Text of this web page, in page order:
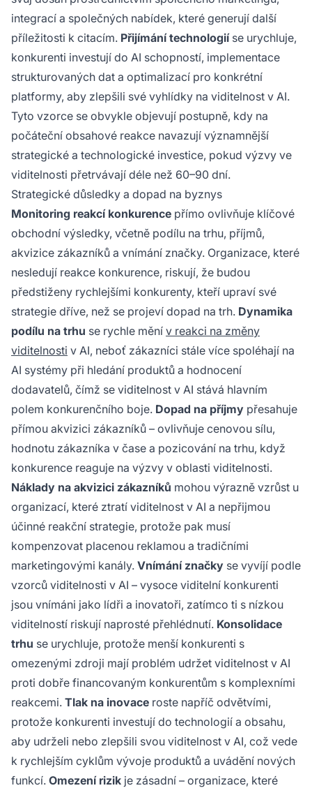
integrací a společných nabídek, které generují další
příležitosti k citacím. Přijímání technologiíse urychluje,
konkurenti investují do AI schopností, implementace
strukturovaných dat a optimalizací pro konkrétní
platformy, aby zlepšili své vyhlídky na viditelnost v AI.
Tyto vzorce se obvykle objevují postupně, kdy na
počáteční obsahové reakce navazují významnější
strategické a technologické investice, pokud výzvy ve
viditelnosti přetrvávají déle než 60–90 dní.
Strategické důsledky a dopad na byznys
Monitoring reakcí konkurence přímo ovlivňuje klíčové
obchodní výsledky, včetně podílu na trhu, příjmů,
akvizice zákazníků a vnímání značky. Organizace, které
nesledují reakce konkurence, riskují, že budou
předstiženy rychlejšími konkurenty, kteří upraví své
strategie dříve, než se projeví dopad na trh. Dynamika
podílu na trhu se rychle mění v reakci na změny
viditelnosti v AI, neboť zákazníci stále více spoléhají na
AI systémy při hledání produktů a hodnocení
dodavatelů, čímž se viditelnost v AI stává hlavním
polem konkurenčního boje. Dopad na příjmy přesahuje
přímou akvizici zákazníků – ovlivňuje cenovou sílu,
hodnotu zákazníka v čase a pozicování na trhu, když
konkurence reaguje na výzvy v oblasti viditelnosti.
Náklady na akvizici zákazníků mohou výrazně vzrůst u
organizací, které ztratí viditelnost v AI a nepřijmou
účinné reakční strategie, protože pak musí
kompenzovat placenou reklamou a tradičními
marketingovými kanály. Vnímání značky se vyvíjí podle
vzorců viditelnosti v AI – vysoce viditelní konkurenti
jsou vnímáni jako lídři a inovatoři, zatímco ti s nízkou
viditelností riskují naprosté přehlédnutí. Konsolidace
trhu se urychluje, protože menší konkurenti s
omezenými zdroji mají problém udržet viditelnost v AI
proti dobře financovaným konkurentům s komplexními
reakcemi. Tlak na inovace roste napříč odvětvími,
protože konkurenti investují do technologií a obsahu,
aby udrželi nebo zlepšili svou viditelnost v AI, což vede
k rychlejším cyklům vývoje produktů a uvádění nových
funkcí. Omezení rizik je zásadní – organizace, které